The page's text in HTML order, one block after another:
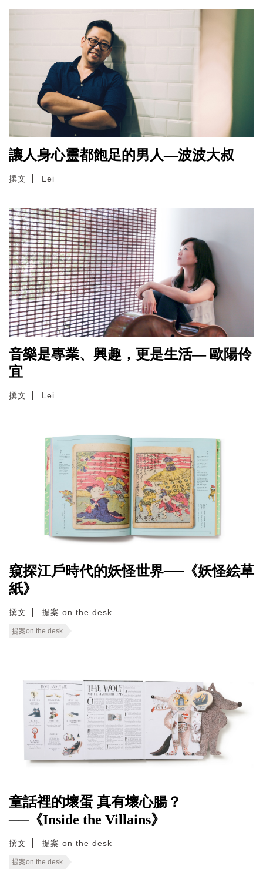
讓人身心靈都飽足的男人—波波大叔
撰文 Lei
音樂是專業、興趣，更是生活— 歐陽伶
宜
撰文 Lei
窺探江戶時代的妖怪世界──《妖怪絵草
紙》
撰文 提案 on the desk
提案on the desk
童話裡的壞蛋 真有壞心腸？
──《Inside the Villains》
撰文 提案 on the desk
提案on the desk